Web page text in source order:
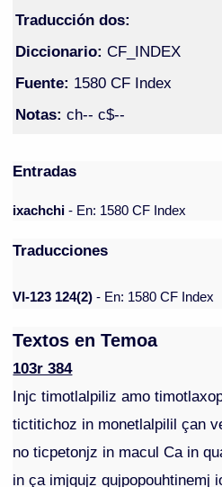
Traducción dos:
Diccionario: CF_INDEX
Fuente: 1580 CF Index
Notas: ch-- c$--
Entradas
ixachchi- En: 1580 CF Index
Traducciones
VI-123 124(2) - En: 1580 CF Index
Textos en Temoa
103r 384
Injc timotlalpiliz amo
tictitichoz in monetlalpilil çan
no ticpetonjz in macul Ca in
in ça imjqujz qujpopouhtinemj